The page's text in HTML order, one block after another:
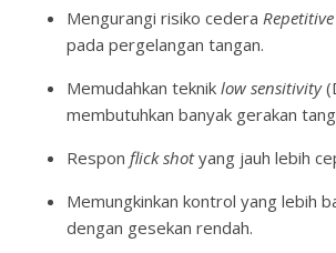
Mengurangi risiko cedera
pada pergelangan tangan.
Memudahkan teknik low sensitivity
membutuhkan banyak gerakan
Respon flick shotyang jauh lebih
Memungkinkan kontrol yang lebih
dengan gesekan rendah.